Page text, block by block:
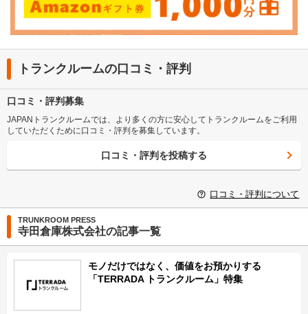
トランクルームの口コミ・評判
口コミ・評判募集
JAPANトランクルームでは、より多くの方に安心してトランクルームをご利用
していただくために口コミ・評判を募集しています。
口コミ・評判を投稿する
口コミ・評判について
TRUNKROOM PRESS
寺田倉庫株式会社の記事一覧
モノだけではなく、価値をお預かりする
「TERRADA トランクルーム」特集